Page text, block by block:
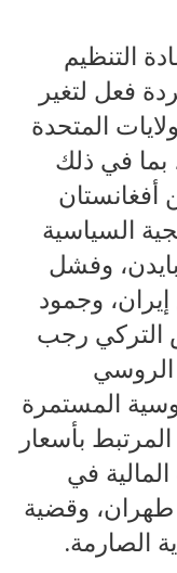
التنظيم
فعل لتغير
المتحدة
بما في ذلك
أفغانستان
السياسية
وفشل
إيران، وجمود
التركي رجب
الروسي
المستمرة
بأسعار
في
طهران، وقضية
الصارمة.